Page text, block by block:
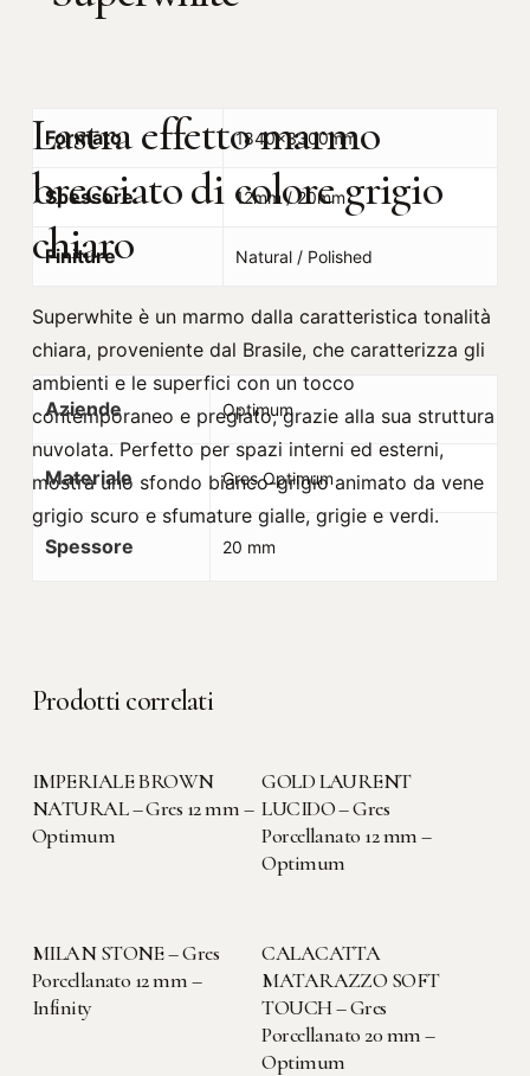
Lastra effetto marmo
brecciato di colore grigio
chiaro
Superwhite è un marmo dalla caratteristica tonalità
chiara, proveniente dal Brasile, che caratterizza gli
ambienti e le superfici con un tocco
contemporaneo e pregiato, grazie alla sua struttura
nuvolata. Perfetto per spazi interni ed esterni,
mostra uno sfondo bianco-grigio animato da vene
grigio scuro e sfumature gialle, grigie e verdi.
Formato 1840x3300mm
Spessore 12mm / 20mm
Finiture Natural / Polished
Aziende Optimum
Materiale Gres Optimum
Spessore 20 mm
Prodotti correlati
IMPERIALE BROWN
NATURAL – Gres 12 mm –
Optimum
GOLD LAURENT
LUCIDO – Gres
Porcellanato 12 mm –
Optimum
MILAN STONE – Gres
Porcellanato 12 mm –
Infinity
CALACATTA
MATARAZZO SOFT
TOUCH – Gres
Porcellanato 20 mm –
Optimum